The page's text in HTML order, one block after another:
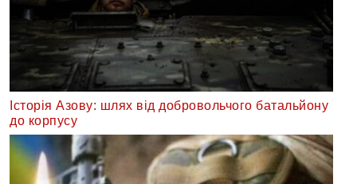
Історія Азову: шлях від добровольчого батальйону
до корпусу